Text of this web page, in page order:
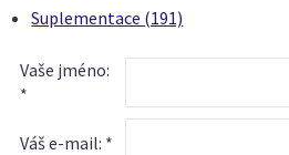
Suplementace (191)
Vaše jméno:
*
Váš e-mail: *